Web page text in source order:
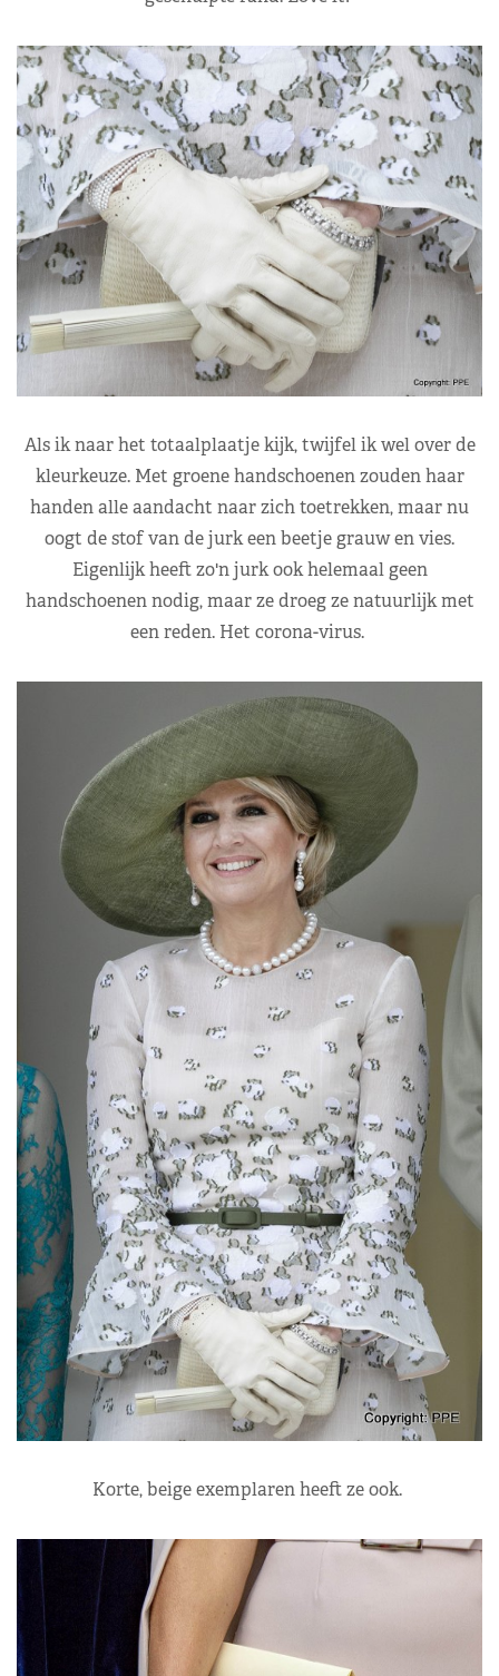
Als ik naar het totaalplaatje kijk, twijfel ik wel over de
kleurkeuze. Met groene handschoenen zouden haar
handen alle aandacht naar zich toetrekken, maar nu
oogt de stof van de jurk een beetje grauw en vies.
Eigenlijk heeft zo'n jurk ook helemaal geen
handschoenen nodig, maar ze droeg ze natuurlijk met
een reden. Het corona-virus.
Korte, beige exemplaren heeft ze ook.